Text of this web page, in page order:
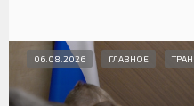
06.08.2026 ГЛАВНОЕ